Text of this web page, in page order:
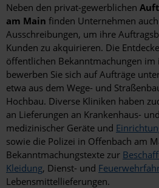
Neben den privat-gewerblichen
am Main finden Unternehmen
Ausschreibungen, um ihre
Kunden zu akquirieren. Die
öffentlichen Bekanntmachungen im
bewerben Sie sich auf Aufträge
etwa aus dem Wege- und
Hochbau. Diverse Kliniken haben
an Lieferungen an Krankenhaus- und
medizinischer Geräte und
sowie die Polizei in Offenbach am
Bekanntmachungstexte zur
Kleidung, Dienst- und
Lebensmittellieferungen.